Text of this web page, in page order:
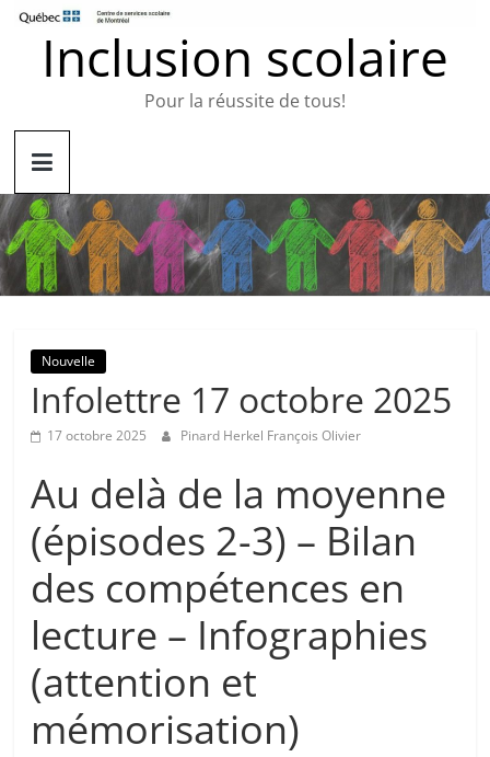
Passer
contenuInclusion scolaire
Pour la réussite de tous!
Nouvelle
Infolettre 17 octobre 2025
17 octobre 2025 Pinard Herkel François Olivier
Au delà de la moyenne
(épisodes 2-3) – Bilan
des compétences en
lecture – Infographies
(attention et
mémorisation)